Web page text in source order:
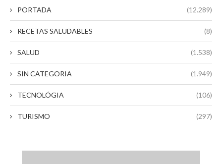
PORTADA (12.289)
RECETAS SALUDABLES (8)
SALUD (1.538)
SIN CATEGORIA (1.949)
TECNOLÓGIA (106)
TURISMO (297)